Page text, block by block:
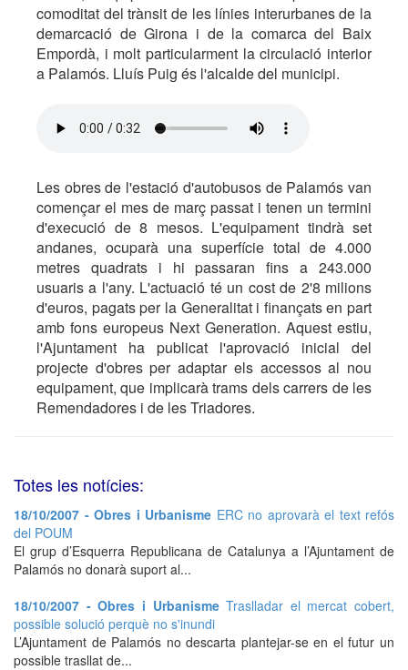
comoditat del trànsit de les línies interurbanes de la
demarcació de Girona i de la comarca del Baix
Empordà, i molt particularment la circulació interior
a Palamós. Lluís Puig és l'alcalde del municipi.
Les obres de l'estació d'autobusos de Palamós van
començar el mes de març passat i tenen un termini
d'execució de 8 mesos. L'equipament tindrà set
andanes, ocuparà una superfície total de 4.000
metres quadrats i hi passaran fins a 243.000
usuaris a l'any. L'actuació té un cost de 2'8 milions
d'euros, pagats per la Generalitat i finançats en part
amb fons europeus Next Generation. Aquest estiu,
l'Ajuntament ha publicat l'aprovació inicial del
projecte d'obres per adaptar els accessos al nou
equipament, que implicarà trams dels carrers de les
Remendadores i de les Triadores.
Totes les notícies:
18/10/2007 - Obres i Urbanisme ERC no aprovarà el text refós
del POUM
El grup d’Esquerra Republicana de Catalunya a l’Ajuntament de
Palamós no donarà suport al...
18/10/2007 - Obres i UrbanismeTraslladar el mercat cobert,
possible solució perquè no s'inundi
L’Ajuntament de Palamós no descarta plantejar-se en el futur un
possible trasllat de...